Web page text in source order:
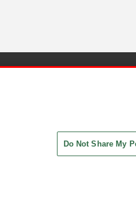
Do Not Share My